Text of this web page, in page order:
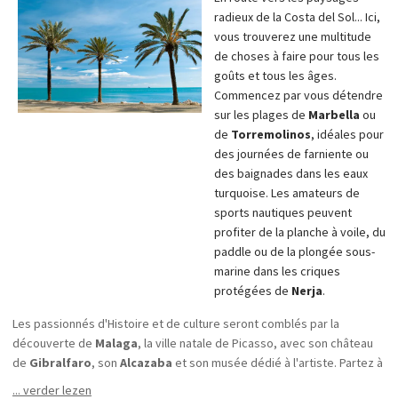
radieux de la Costa del Sol... Ici,
vous trouverez une multitude
de choses à faire pour tous les
goûts et tous les âges.
Commencez par vous détendre
sur les plages de Marbella ou
de Torremolinos, idéales pour
des journées de farniente ou
des baignades dans les eaux
turquoise. Les amateurs de
sports nautiques peuvent
profiter de la planche à voile, du
paddle ou de la plongée sous-
marine dans les criques
protégées de Nerja.
Les passionnés d'Histoire et de culture seront comblés par la
découverte de Malaga, la ville natale de Picasso, avec son château
de Gibralfaro, son Alcazaba et son musée dédié à l'artiste. Partez à
la découverte des villages blancs pittoresques, comme Ronda,
... verder lezen